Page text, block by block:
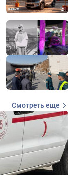
Смотреть еще